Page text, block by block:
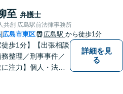
ます。また、弊事
速な対応・回答を最
ています。
至 弁護士
共創 広島駅前法律事務所
| 広島市東区 広島駅 から徒歩1分
徒歩1分】【出張相談
整理／刑事事件／
注力】個人・法人
詳細を見
る